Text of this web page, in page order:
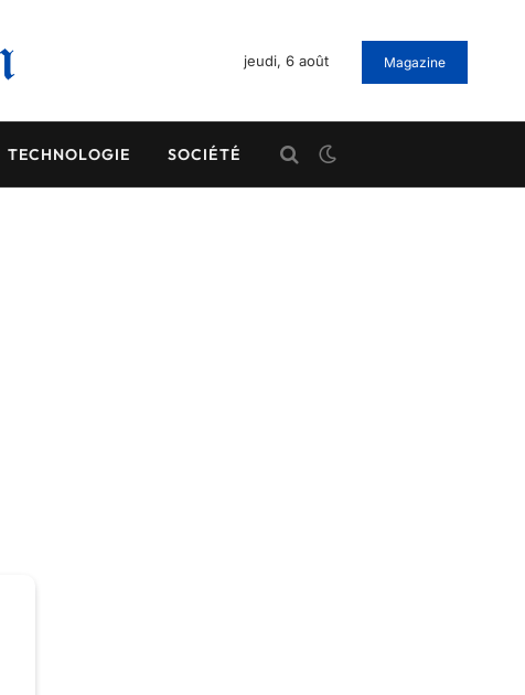
jeudi, 6 août Magazine
TECHNOLOGIE SOCIÉTÉ